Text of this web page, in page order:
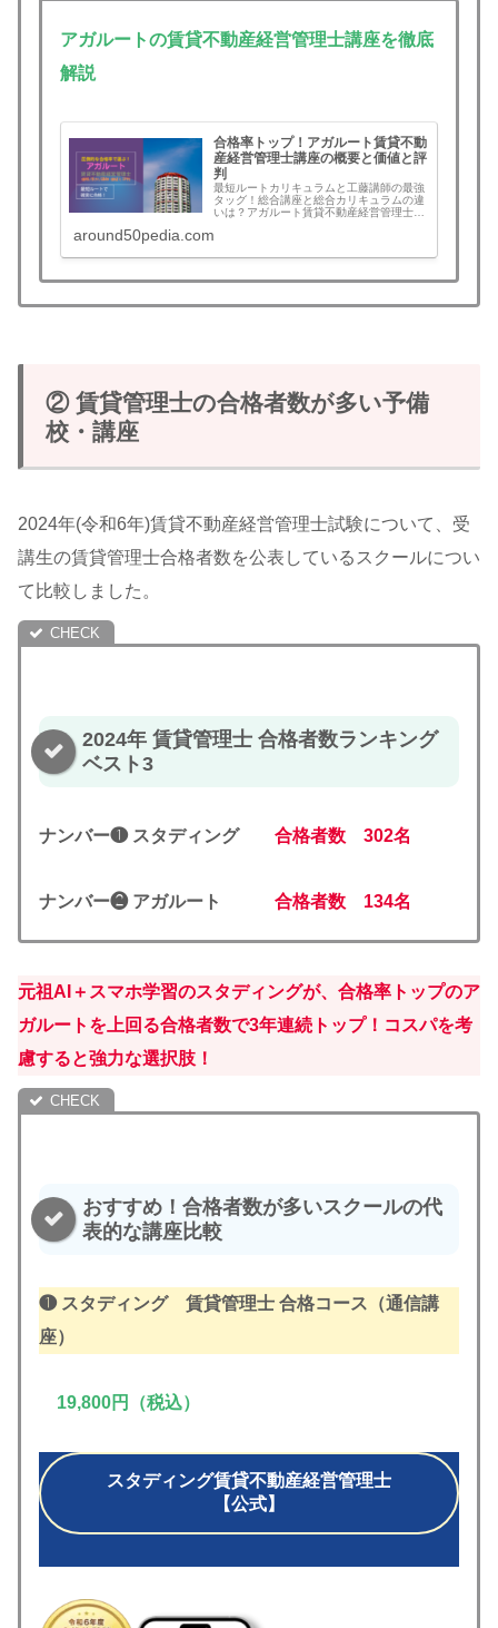
アガルートの賃貸不動産経営管理士講座を徹底
解説
合格率トップ！アガルート賃貸不動
産経営管理士講座の概要と価値と評
判
最短ルートカリキュラムと工藤講師の最強
タッグ！総合講座と総合カリキュラムの違
いは？アガルート賃貸不動産経営管理士講
とアガルートを選ぶべきか判断できます。
around50pedia.com
② 賃貸管理士の合格者数が多い予備
校・講座
2024年(令和6年)賃貸不動産経営管理士試験について、受
講生の賃貸管理士合格者数を公表しているスクールについ
て比較しました。
2024年 賃貸管理士 合格者数ランキング
ベスト3
ナンバー❶ スタディング 合格者数 302名
ナンバー❷ アガルート 合格者数 134名
元祖AI＋スマホ学習のスタディングが、合格率トップのア
ガルートを上回る合格者数で3年連続トップ！ コスパを考
慮すると強力な選択肢！
おすすめ！合格者数が多いスクールの代
表的な講座比較
❶ スタディング 賃貸管理士 合格コース（通信講
座）
19,800円（税込）
スタディング賃貸不動産経営管理士
【公式】